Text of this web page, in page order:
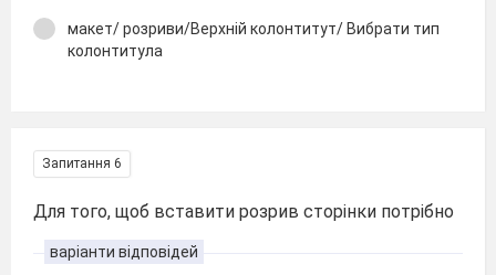
макет/ розриви/Верхній колонтитут/ Вибрати тип
колонтитула
Запитання 6
Для того, щоб вставити розрив сторінки потрібно
варіанти відповідей